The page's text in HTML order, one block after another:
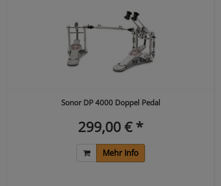
Sonor DP 4000 Doppel Pedal
299,00 € *
Mehr Info